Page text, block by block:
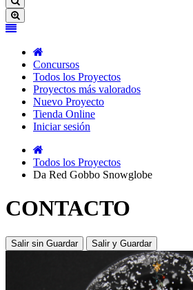
Concursos
Todos los Proyectos
Proyectos más valorados
Nuevo Proyecto
Tienda Online
Iniciar sesión
Todos los Proyectos
Da Red Gobbo Snowglobe
CONTACTO